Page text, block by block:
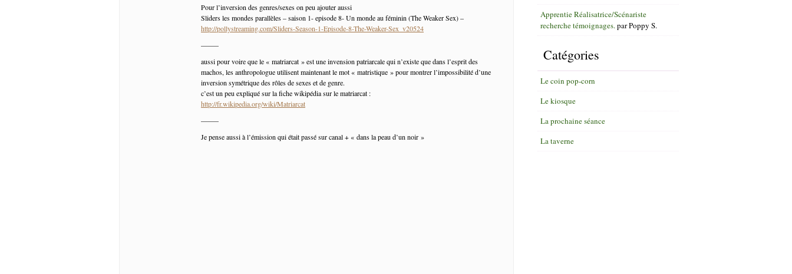
Pour l’inversion des genres/sexes on peu ajouter aussi
Sliders les mondes parallèles – saison 1- episode 8- Un monde au féminin (The Weaker Sex) –
http://pollystreaming.com/Sliders-Season-1-Episode-8-The-Weaker-Sex_v20524
——–
aussi pour voire que le « matriarcat » est une invension patriarcale qui n’existe que dans l’esprit des
machos, les anthropologue utilisent maintenant le mot « matristique » pour montrer l’impossibilité d’une
inversion symétrique des rôles de sexes et de genre.
c’est un peu expliqué sur la fiche wikipédia sur le matriarcat :
http://fr.wikipedia.org/wiki/Matriarcat
——–
Je pense aussi à l’émission qui était passé sur canal + « dans la peau d’un noir »
Apprentie Réalisatrice/Scénariste
recherche témoignages. parPoppy S.
Catégories
Le coin pop-corn
Le kiosque
La prochaine séance
La taverne